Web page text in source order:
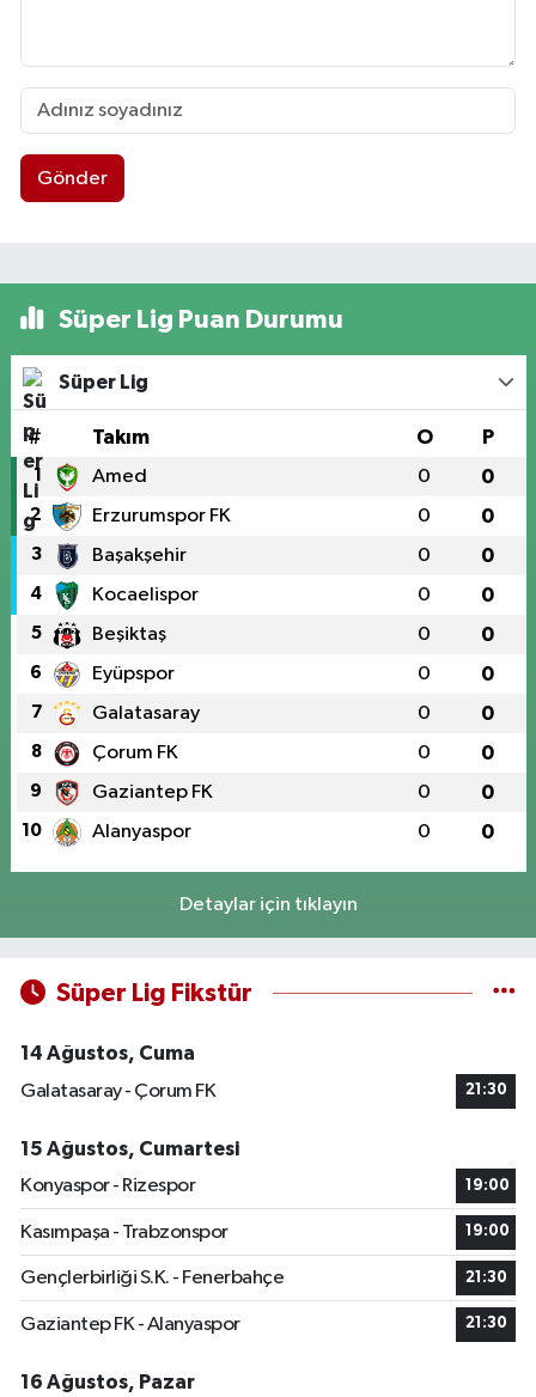
Gönder
Süper Lig Puan Durumu
Süper Lig
# Takım O P
1 Amed 0 0
2 Erzurumspor FK 0 0
3 Başakşehir 0 0
4 Kocaelispor 0 0
5 Beşiktaş 0 0
6 Eyüpspor 0 0
7 Galatasaray 0 0
8 Çorum FK 0 0
9 Gaziantep FK 0 0
10 Alanyaspor 0 0
Detaylar için tıklayın
Süper Lig Fikstür
14 Ağustos, Cuma
Galatasaray - Çorum FK
21:30
15 Ağustos, Cumartesi
Konyaspor - Rizespor
19:00
Kasımpaşa - Trabzonspor 19:00
Gençlerbirliği S.K. - Fenerbahçe 21:30
Gaziantep FK - Alanyaspor 21:30
16 Ağustos, Pazar